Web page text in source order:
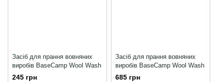
Засіб для прання вовняних
виробів BaseCamp Wool Wash
245 грн
Засіб для прання вовняних
виробів BaseCamp Wool Wash
685 грн